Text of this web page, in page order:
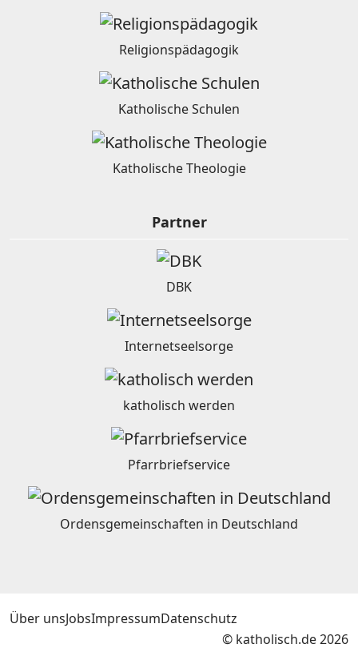
Religionspädagogik
Katholische Schulen
Katholische Theologie
Partner
DBK
Internetseelsorge
katholisch werden
Pfarrbriefservice
Ordensgemeinschaften in Deutschland
Über unsJobsImpressumDatenschutz
© katholisch.de 2026